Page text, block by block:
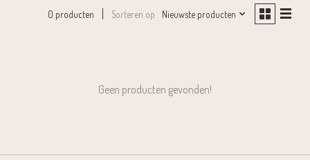
0 producten Sorteren op Nieuwste producten
Geen producten gevonden!